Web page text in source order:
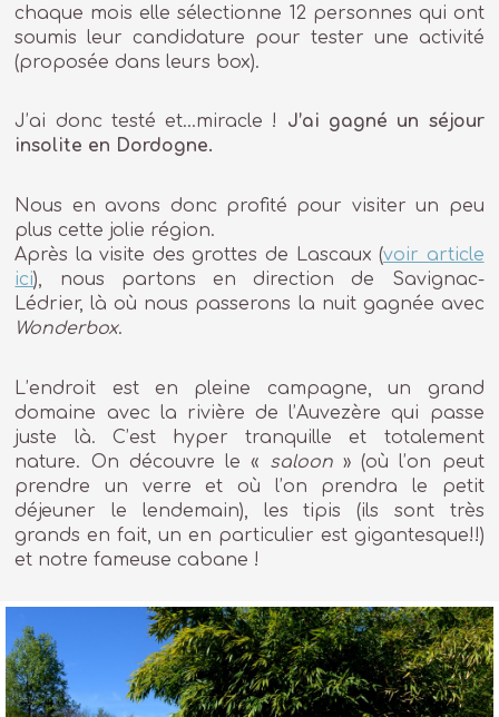
chaque mois elle sélectionne 12 personnes qui ont
soumis leur candidature pour tester une activité
(proposée dans leurs box).
J’ai donc testé et…miracle ! J’ai gagné un séjour
insolite en Dordogne.
Nous en avons donc profité pour visiter un peu
plus cette jolie région.
Après la visite des grottes de Lascaux (voir article
ici), nous partons en direction de Savignac-
Lédrier, là où nous passerons la nuit gagnée avec
Wonderbox.
L’endroit est en pleine campagne, un grand
domaine avec la rivière de l’Auvezère qui passe
juste là. C’est hyper tranquille et totalement
nature. On découvre le « saloon » (où l’on peut
prendre un verre et où l’on prendra le petit
déjeuner le lendemain), les tipis (ils sont très
grands en fait, un en particulier est gigantesque!!)
et notre fameuse cabane !